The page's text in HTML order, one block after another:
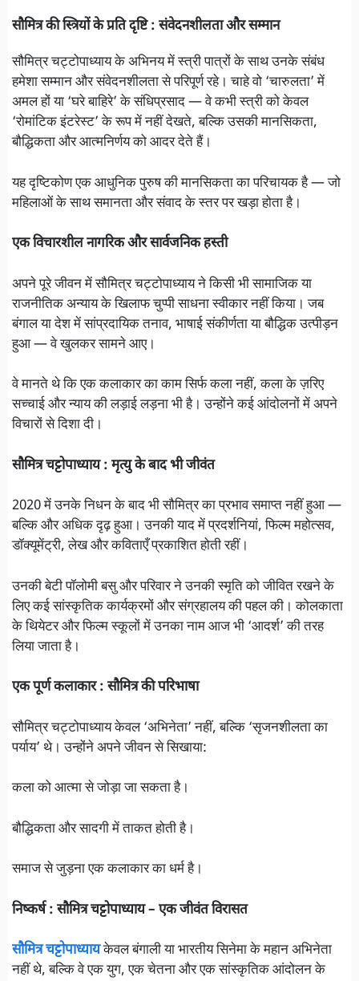
सौमित्र की स्त्रियों के प्रति दृष्टि : संवेदनशीलता और सम्मान
सौमित्र चट्टोपाध्याय के अभिनय में स्त्री पात्रों के साथ उनके संबंध
हमेशा सम्मान और संवेदनशीलता से परिपूर्ण रहे। चाहे वो ‘चारुलता’ में
अमल हों या ‘घरे बाहिरे’ के संधिप्रसाद — वे कभी स्त्री को केवल
‘रोमांटिक इंटरेस्ट’ के रूप में नहीं देखते, बल्कि उसकी मानसिकता,
बौद्धिकता और आत्मनिर्णय को आदर देते हैं।
यह दृष्टिकोण एक आधुनिक पुरुष की मानसिकता का परिचायक है — जो
महिलाओं के साथ समानता और संवाद के स्तर पर खड़ा होता है।
एक विचारशील नागरिक और सार्वजनिक हस्ती
अपने पूरे जीवन में सौमित्र चट्टोपाध्याय ने किसी भी सामाजिक या
राजनीतिक अन्याय के खिलाफ चुप्पी साधना स्वीकार नहीं किया। जब
बंगाल या देश में सांप्रदायिक तनाव, भाषाई संकीर्णता या बौद्धिक उत्पीड़न
हुआ — वे खुलकर सामने आए।
वे मानते थे कि एक कलाकार का काम सिर्फ कला नहीं, कला के ज़रिए
सच्चाई और न्याय की लड़ाई लड़ना भी है। उन्होंने कई आंदोलनों में अपने
विचारों से दिशा दी।
सौमित्र चट्टोपाध्याय : मृत्यु के बाद भी जीवंत
2020 में उनके निधन के बाद भी सौमित्र का प्रभाव समाप्त नहीं हुआ —
बल्कि और अधिक दृढ़ हुआ। उनकी याद में प्रदर्शनियां, फिल्म महोत्सव,
डॉक्यूमेंट्री, लेख और कविताएँ प्रकाशित होती रहीं।
उनकी बेटी पॉलोमी बसु और परिवार ने उनकी स्मृति को जीवित रखने के
लिए कई सांस्कृतिक कार्यक्रमों और संग्रहालय की पहल की। कोलकाता
के थियेटर और फिल्म स्कूलों में उनका नाम आज भी ‘आदर्श’ की तरह
लिया जाता है।
एक पूर्ण कलाकार : सौमित्र की परिभाषा
सौमित्र चट्टोपाध्याय केवल ‘अभिनेता’ नहीं, बल्कि ‘सृजनशीलता का
पर्याय’ थे। उन्होंने अपने जीवन से सिखाया:
कला को आत्मा से जोड़ा जा सकता है।
बौद्धिकता और सादगी में ताकत होती है।
समाज से जुड़ना एक कलाकार का धर्म है।
निष्कर्ष : सौमित्र चट्टोपाध्याय – एक जीवंत विरासत
सौमित्र चट्टोपाध्यायकेवल बंगाली या भारतीय सिनेमा के महान अभिनेता
नहीं थे, बल्कि वे एक युग, एक चेतना और एक सांस्कृतिक आंदोलन के